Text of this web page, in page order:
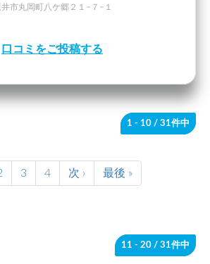
市丸岡町八ケ郷２１−７−１
口コミをご投稿する
1 - 10 / 31件中
3 4 次 › 最後 »
11 - 20 / 31件中